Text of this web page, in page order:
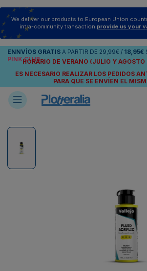
We deliver our products to European Union
intra-community transaction provide us your
ENNVÍOS GRATIS A PARTIR DE 29,99€ / 18,95€
PINK CLUB
HORARIO DE VERANO (JULIO Y
ES NECESARIO REALIZAR LOS PEDIDOS
PARA QUE SE ENVÍEN EL